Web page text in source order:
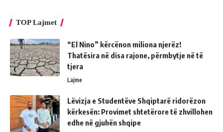
TOP Lajmet
“El Nino” kërcënon miliona njerëz!
Thatësira në disa rajone, përmbytje në të
tjera
Lajme
Lëvizja e Studentëve Shqiptarë ridorëzon
kërkesën: Provimet shtetërore të zhvillohen
edhe në gjuhën shqipe